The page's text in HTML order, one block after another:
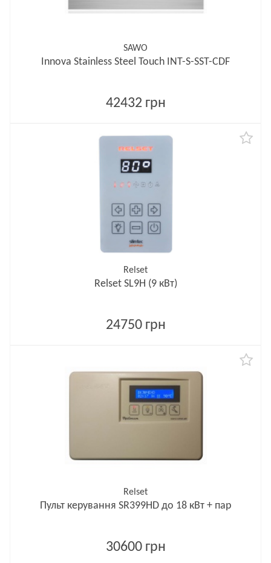
SAWO
Innova Stainless Steel Touch INT-S-SST-CDF
42432 грн
Relset
Relset SL9H (9 кВт)
24750 грн
Relset
Пульт керування SR399HD до 18 кВт + пар
30600 грн